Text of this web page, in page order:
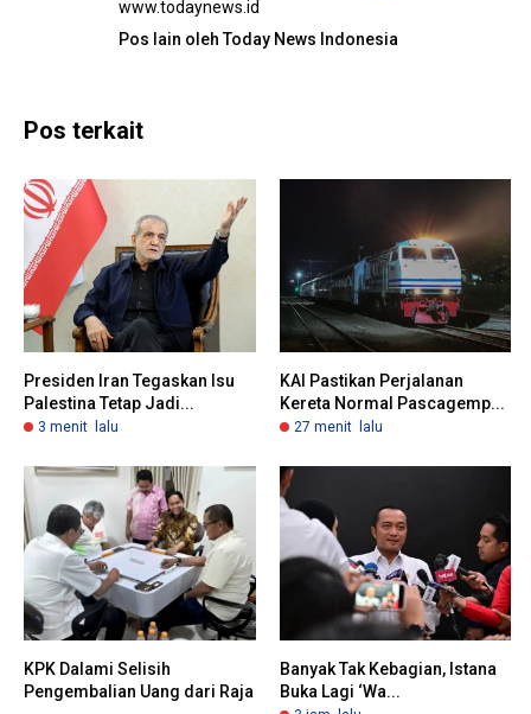
www.todaynews.id
Pos lain oleh Today News Indonesia
Pos terkait
Presiden Iran Tegaskan Isu
Palestina Tetap Jadi...
3 menit lalu
KAI Pastikan Perjalanan
Kereta Normal Pascagemp...
27 menit lalu
KPK Dalami Selisih
Pengembalian Uang dari Raja
Banyak Tak Kebagian, Istana
Buka Lagi ‘Wa...